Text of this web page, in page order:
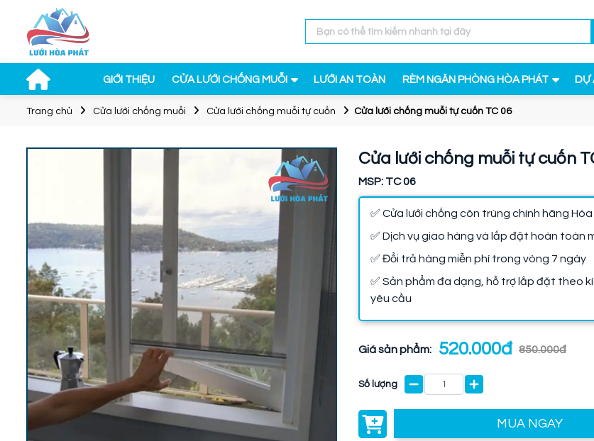
GIỚI THIỆU CỬA LƯỚI CHỐNG MUỖI LƯỚI AN TOÀN RÈM NGĂN PHÒNG HÒA PHÁT DỰ
Trang chủ Cửa lưới chống muỗi Cửa lưới chống muỗi tự cuốn Cửa lưới chống muỗi tự cuốn TC 06
Cửa lưới chống muỗi tự cuốn
MSP: TC 06
✅ Cửa lưới chống côn trùng chính hãng
✅ Dịch vụ giao hàng và lắp đặt hoàn toàn
✅ Đổi trả hàng miễn phí trong vòng 7 ngày
✅ Sản phẩm đa dạng, hỗ trợ lắp đặt theo
yêu cầu
Giá sản phẩm: 520.000đ 850.000đ
Số lượng
MUA NGAY